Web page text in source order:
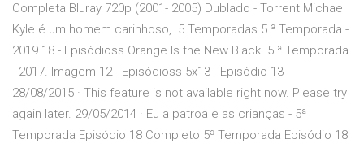
Completa Bluray 720p (2001- 2005) Dublado - Torrent Michael
Kyle é um homem carinhoso, 5 Temporadas 5.ª Temporada -
2019 18 - Episódioss Orange Is the New Black. 5.ª Temporada
- 2017. Imagem 12 - Episódioss 5x13 - Episódio 13
28/08/2015 · This feature is not available right now. Please try
again later. 29/05/2014 · Eu a patroa e as crianças - 5ª
Temporada Episódio 18 Completo 5ª Temporada Episódio 18